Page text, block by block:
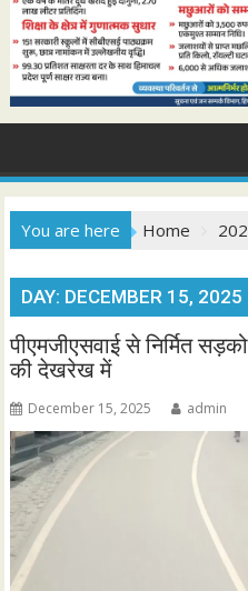
You are here Home
DAY: DECEMBER 15, 2025
पीएमजीएसवाई से निर्मित
की देखरेख में
December 15, 2025 admin